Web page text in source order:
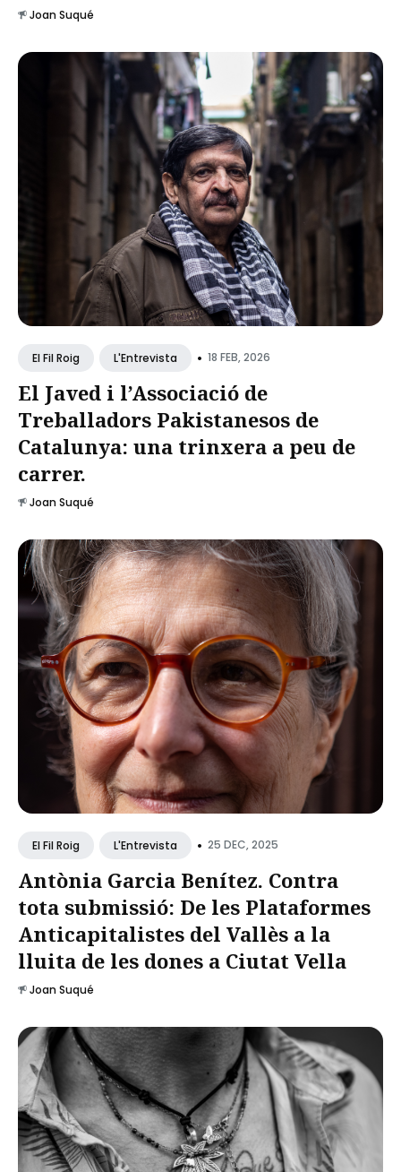
Joan Suqué
El Fil Roig L'Entrevista • 18 FEB, 2026
El Javed i l’Associació de
Treballadors Pakistanesos de
Catalunya: una trinxera a peu de
carrer.
Joan Suqué
El Fil Roig L'Entrevista • 25 DEC, 2025
Antònia Garcia Benítez. Contra
tota submissió: De les Plataformes
Anticapitalistes del Vallès a la
lluita de les dones a Ciutat Vella
Joan Suqué